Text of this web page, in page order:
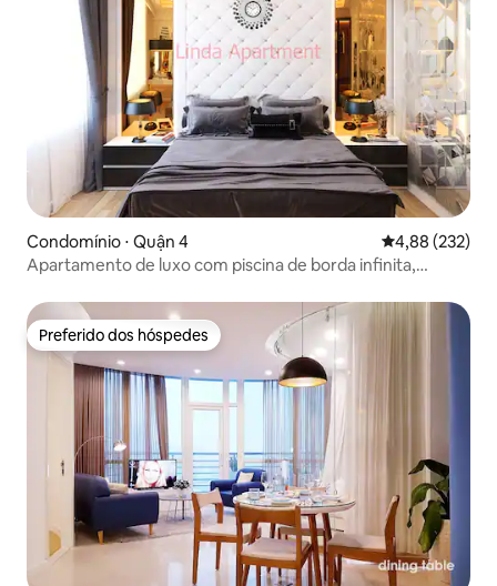
Condomínio ⋅ Quận 4 4,88 de uma
4,88 (232)
Apartamento de luxo com piscina de borda infinita,
Preferido dos hóspedes
Preferido dos hóspedes